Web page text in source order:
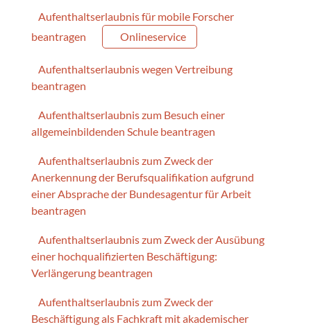
Aufenthaltserlaubnis für mobile Forscher
beantragen
Onlineservice
Aufenthaltserlaubnis wegen Vertreibung
beantragen
Aufenthaltserlaubnis zum Besuch einer
allgemeinbildenden Schule beantragen
Aufenthaltserlaubnis zum Zweck der
Anerkennung der Berufsqualifikation aufgrund
einer Absprache der Bundesagentur für Arbeit
beantragen
Aufenthaltserlaubnis zum Zweck der Ausübung
einer hochqualifizierten Beschäftigung:
Verlängerung beantragen
Aufenthaltserlaubnis zum Zweck der
Beschäftigung als Fachkraft mit akademischer